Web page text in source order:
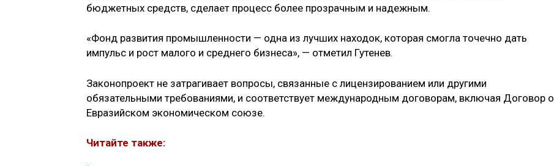
бюджетных средств, сделает процесс более прозрачным и надежным.
«Фонд развития промышленности — одна из лучших находок, которая смогла точечно дать
импульс и рост малого и среднего бизнеса», — отметил Гутенев.
Законопроект не затрагивает вопросы, связанные с лицензированием или другими
обязательными требованиями, и соответствует международным договорам, включая Договор о
Евразийском экономическом союзе.
Читайте также: